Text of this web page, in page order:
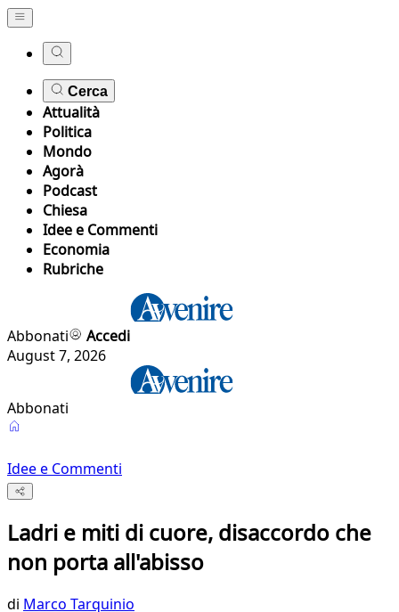
Cerca
Attualità
Politica
Mondo
Agorà
Podcast
Chiesa
Idee e Commenti
Economia
Rubriche
Abbonati
Accedi
August 7, 2026
Abbonati
Idee e Commenti
Ladri e miti di cuore, disaccordo che
non porta all'abisso
di Marco Tarquinio